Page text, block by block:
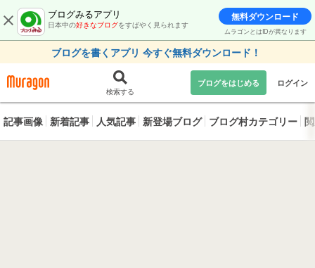
ブログみるアプリ
日本中の好きなブログをすばやく見られます
無料ダウンロード
ムラゴンとはIDが異なります
ブログを書くアプリ 今すぐ無料ダウンロード！
検索する
ブログをはじめる ログイン
記事画像 新着記事 人気記事 新登場ブログ ブログ村カテゴリー